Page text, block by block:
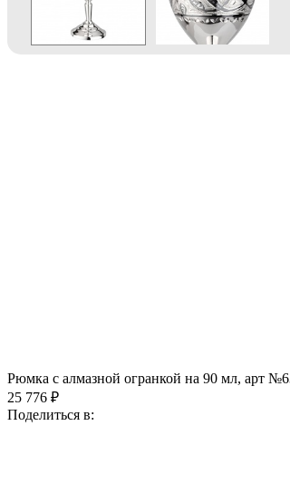
Рюмка с алмазной огранкой на 90 мл, арт
25 776 ₽
Поделиться в: